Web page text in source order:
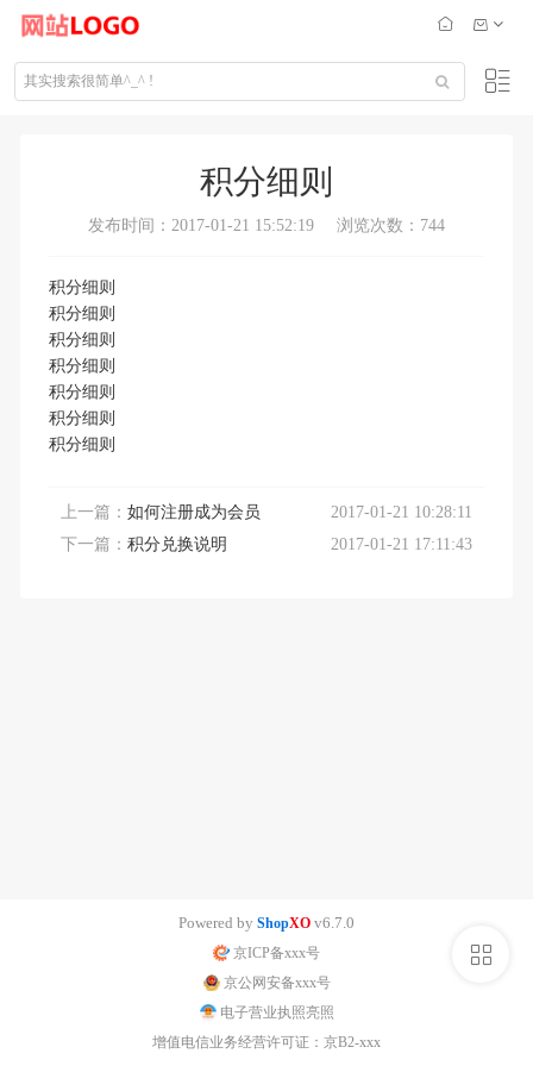
积分细则
发布时间：2017-01-21 15:52:19 浏览次数：744
积分细则
积分细则
积分细则
积分细则
积分细则
积分细则
积分细则
上一篇： 如何注册成为会员
2017-01-21 10:28:11
下一篇： 积分兑换说明 2017-01-21 17:11:43
Powered by ShopXO v6.7.0
京ICP备xxx号
京公网安备xxx号
电子营业执照亮照
增值电信业务经营许可证：京B2-xxx